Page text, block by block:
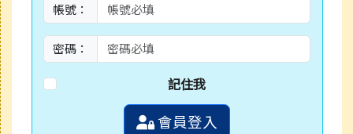
帳號：
密碼：
記住我
會員登入